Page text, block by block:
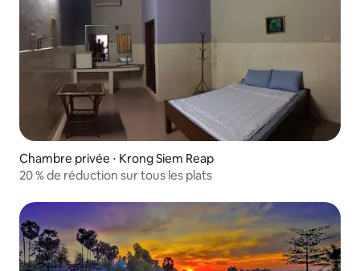
Chambre privée ⋅ Krong Siem Reap
20 % de réduction sur tous les plats